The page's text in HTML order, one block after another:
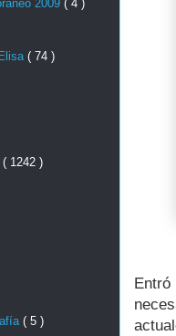
2009 ( 4 )
( 74 )
( 1242 )
( 5 )